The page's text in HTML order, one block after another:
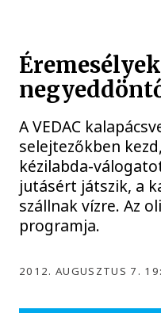
A VEDAC
selejtezőkben
kézilabda-
jutásért játszik, a
szállnak vízre. Az
programja.
2012. AUGUSZTUS 7.